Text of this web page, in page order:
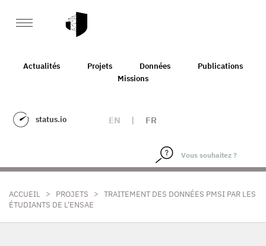
Actualités Projets Données
Publications
Missions
status.io EN | FR
ACCUEIL > PROJETS > TRAITEMENT DES DONNÉES PMSI PAR LES
ÉTUDIANTS DE L'ENSAE